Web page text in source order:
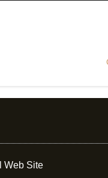
Web Site